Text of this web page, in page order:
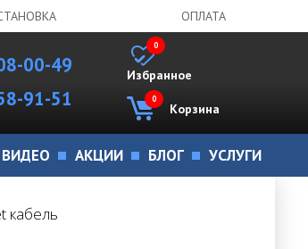
ОПЛАТА
00-49
91-51
Избранное
0
Корзина
0
АКЦИИ БЛОГ УСЛУГИ
кабель